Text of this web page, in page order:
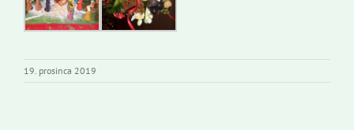
19. prosinca 2019